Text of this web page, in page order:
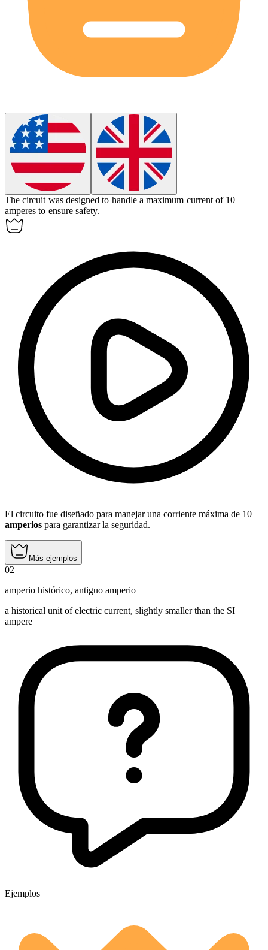
The circuit was designed to handle a maximum current of 10
amperes to ensure safety.
El circuito fue diseñado para manejar una corriente máxima de 10
amperios para garantizar la seguridad.
Más ejemplos
02
amperio histórico, antiguo amperio
a historical unit of electric current, slightly smaller than the SI
ampere
Ejemplos